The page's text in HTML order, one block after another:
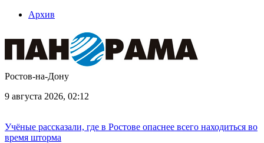
Архив
Ростов-на-Дону
9 августа 2026, 02:12
Учёные рассказали, где в Ростове опаснее всего находиться во
время шторма